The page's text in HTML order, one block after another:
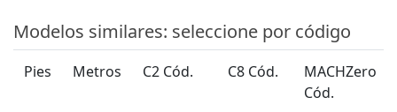
Modelos similares: seleccione por código
Pies Metros C2 Cód. C8 Cód.
MACHZero
Cód.